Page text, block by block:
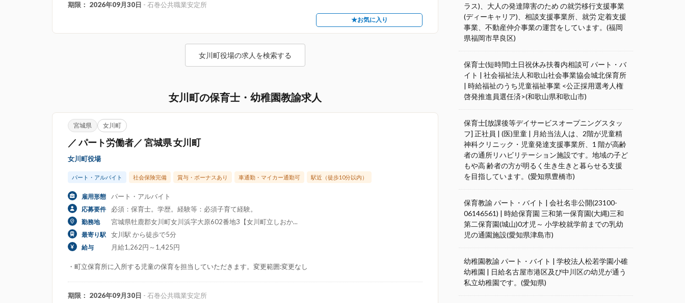
期限： 2026年09月30日 - 石巻公共職業安定所
★お気に入り
女川町役場の求人を検索する
女川町の保育士・幼稚園教諭求人
宮城県 女川町
／ パート労働者／ 宮城県 女川町
女川町役場
パート・アルバイト 社会保険完備 賞与・ボーナスあり 車通勤・マイカー通勤可 駅近（徒歩10分以内）
雇用形態 パート・アルバイト
応募要件 必須：保育士。学歴。経験等：必須子育て経験。
勤務地 宮城県牡鹿郡女川町女川浜字大原602番地3【女川町立しおか...
最寄り駅 女川駅 から徒歩で5分
給与 月給1,262円～1,425円
・町立保育所に入所する児童の保育を担当していただきます。変更範囲:変更なし
期限： 2026年09月30日 - 石巻公共職業安定所
ラス)、大人の発達障害のため の就労移行支援事業
(ディーキャリア)、相談支援事業所、就労 定着支援
事業、不動産仲介事業の運営をしています。(福岡
県福岡市早良区)
保育士(短時間)土日祝休み扶養内相談可 パート・バ
イト | 社会福祉法人和歌山社会事業協会城北保育所
| 時給福祉のうち児童福祉事業 <公正採用選考人権
啓発推進員選任済>(和歌山県和歌山市)
保育士[放課後等デイサービスオープニングスタッ
フ] 正社員 | (医)里童 | 月給当法人は、2階が児童精
神科クリニック・児童発達支援事業所、1 階が高齢
者の通所リハビリテーション施設です。地域の子ど
もや高 齢者の方が明るく生き生きと暮らせる支援
を目指しています。(愛知県豊橋市)
保育教諭 パート・バイト | 会社名非公開(23100-
06146561) | 時給保育園 三和第一保育園(大縄)三和
第二保育園(城山)0才児～ 小学校就学前までの乳幼
児の通園施設(愛知県津島市)
幼稚園教諭 パート・バイト | 学校法人松若学園小碓
幼稚園 | 日給名古屋市港区及び中川区の幼児が通う
私立幼稚園です。(愛知県)